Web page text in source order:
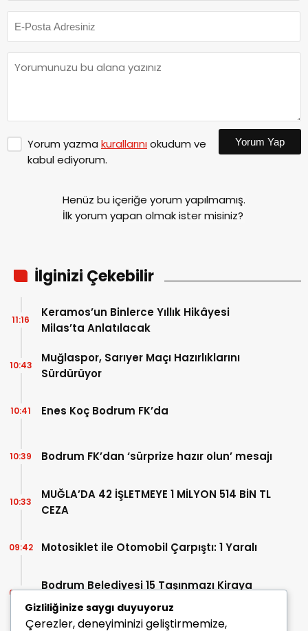
Yorum yazma kurallarınıokudum ve
kabul ediyorum.
Yorum Yap
Henüz bu içeriğe yorum yapılmamış.
İlk yorum yapan olmak ister misiniz?
İlginizi Çekebilir
Keramos’un Binlerce Yıllık Hikâyesi
Milas’ta Anlatılacak
11:16
Muğlaspor, Sarıyer Maçı Hazırlıklarını
Sürdürüyor
10:43
Enes Koç Bodrum FK’da
10:41
Bodrum FK’dan ‘sürprize hazır olun’ mesajı
10:39
MUĞLA’DA 42 İŞLETMEYE 1 MİLYON 514 BİN TL
CEZA
10:33
Motosiklet ile Otomobil Çarpıştı: 1 Yaralı
09:42
Bodrum Belediyesi 15 Taşınmazı Kiraya
Veriyor
09:29
Gizliliğinize saygı duyuyoruz
Çerezler, deneyiminizi geliştirmemize,